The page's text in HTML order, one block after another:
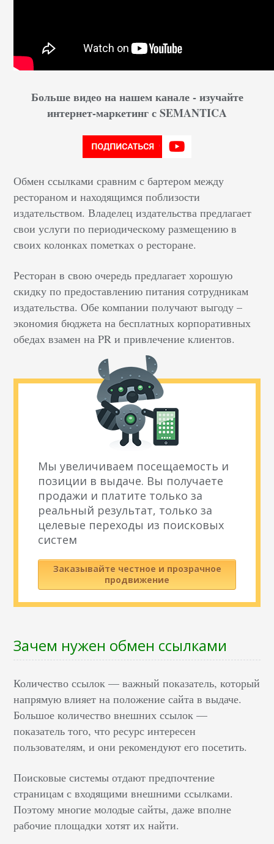
Больше видео на нашем канале - изучайте
интернет-маркетинг с SEMANTICA
Обмен ссылками сравним с бартером между
рестораном и находящимся поблизости
издательством. Владелец издательства предлагает
свои услуги по периодическому размещению в
своих колонках пометках о ресторане.
Ресторан в свою очередь предлагает хорошую
скидку по предоставлению питания сотрудникам
издательства. Обе компании получают выгоду –
экономия бюджета на бесплатных корпоративных
обедах взамен на PR и привлечение клиентов.
Мы увеличиваем посещаемость и
позиции в выдаче. Вы получаете
продажи и платите только за
реальный результат, только за
целевые переходы из поисковых
систем
Заказывайте честное и прозрачное
продвижение
Зачем нужен обмен ссылками
Количество ссылок — важный показатель, который
напрямую влияет на положение сайта в выдаче.
Большое количество внешних ссылок —
показатель того, что ресурс интересен
пользователям, и они рекомендуют его посетить.
Поисковые системы отдают предпочтение
страницам с входящими внешними ссылками.
Поэтому многие молодые сайты, даже вполне
рабочие площадки хотят их найти.